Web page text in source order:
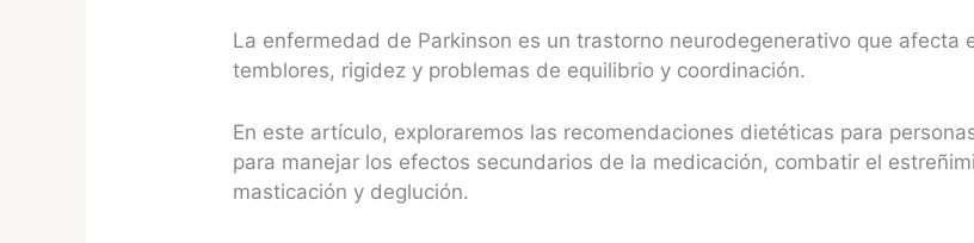
La enfermedad de Parkinson es un trastorno neurodegenerativo que afecta
temblores, rigidez y problemas de equilibrio y coordinación.
En este artículo, exploraremos las recomendaciones dietéticas para
para manejar los efectos secundarios de la medicación, combatir el
masticación y deglución.